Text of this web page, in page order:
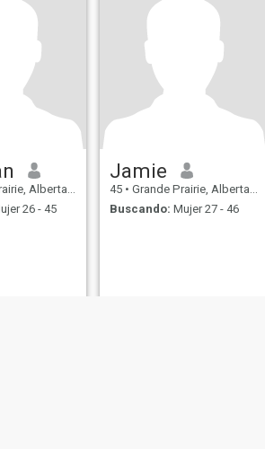
Alberta, Canadá
26 - 45
Jamie
45 • Grande Prairie, Alberta, Canadá
Buscando: Mujer 27 - 46